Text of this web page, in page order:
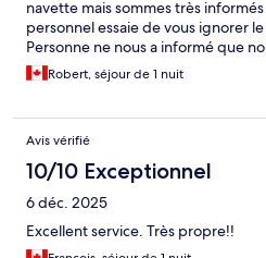
navette mais sommes très
personnel essaie de vous ignorer
Personne ne nous a informé que
pour souper. Choisissez hotel plus
possible. Déjeuner inclus et ok.
Robert, séjour de 1 nuit
Avis vérifié
10/10 Exceptionnel
6 déc. 2025
Excellent service. Très propre!!